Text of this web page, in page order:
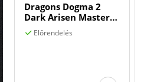
Dragons Dogma 2
Dark Arisen Master
Edition
Előrendelés